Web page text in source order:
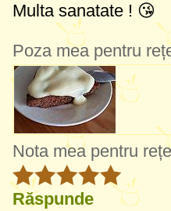
Multa sanatate ! 😘
Poza mea pentru
Nota mea pentru
Răspunde